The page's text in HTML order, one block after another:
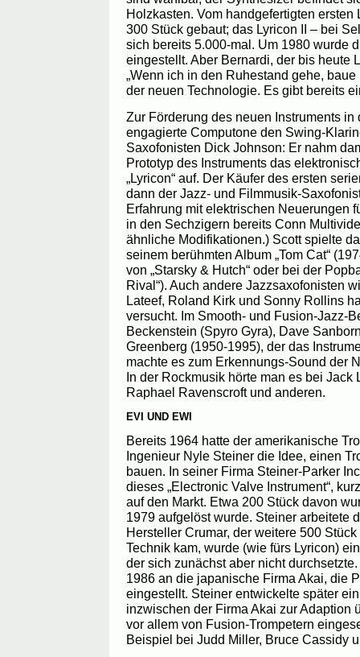
Holzkasten. Vom handgefertigten
300 Stück gebaut; das Lyricon II – bei
sich bereits 5.000-mal. Um 1980 wurde
eingestellt. Aber Bernardi, der bis heute
„Wenn ich in den Ruhestand gehe,
der neuen Technologie. Es gibt bereits
Zur Förderung des neuen Instruments
engagierte Computone den Swing-
Saxofonisten Dick Johnson: Er nahm
Prototyp des Instruments das
„Lyricon“ auf. Der Käufer des ersten
dann der Jazz- und Filmmusik-
Erfahrung mit elektrischen Neuerungen
in den Sechzigern bereits Conn
ähnliche Modifikationen.) Scott spielte
seinem berühmten Album „Tom Cat“
von „Starsky & Hutch“ oder bei der
Rival“). Auch andere Jazzsaxofonisten
Lateef, Roland Kirk und Sonny Rollins
versucht. Im Smooth- und Fusion-Jazz-
Beckenstein (Spyro Gyra), Dave
Greenberg (1950-1995), der das
machte es zum Erkennungs-Sound der
In der Rockmusik hörte man es bei Jack
Raphael Ravenscroft und anderen.
EVI UND EWI
Bereits 1964 hatte der amerikanische
Ingenieur Nyle Steiner die Idee, einen
bauen. In seiner Firma Steiner-Parker
dieses „Electronic Valve Instrument“,
auf den Markt. Etwa 200 Stück davon
1979 aufgelöst wurde. Steiner arbeitete
Hersteller Crumar, der weitere 500
Technik kam, wurde (wie fürs Lyricon)
der sich zunächst aber nicht
1986 an die japanische Firma Akai, die
eingestellt. Steiner entwickelte später ein
inzwischen der Firma Akai zur Adaption
vor allem von Fusion-Trompetern
Beispiel bei Judd Miller, Bruce Cassidy